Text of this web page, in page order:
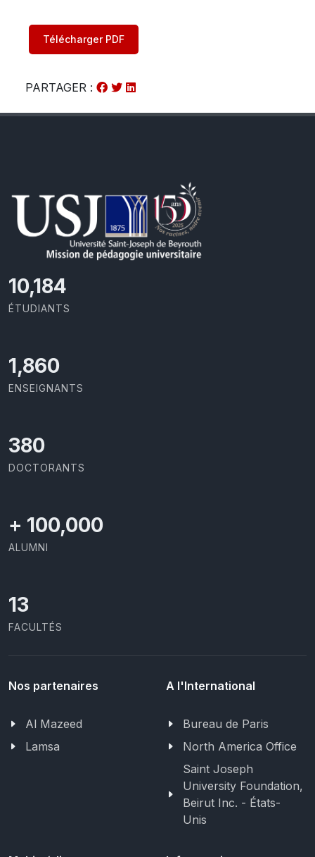
Télécharger PDF
PARTAGER :
10,801
ÉTUDIANTS
1,973
ENSEIGNANTS
403
DOCTORANTS
+ 100,000
ALUMNI
13
FACULTÉS
Nos partenaires
Al Mazeed
Lamsa
A l'International
Bureau de Paris
North America Office
Saint Joseph
University Foundation,
Beirut Inc. - États-
Unis